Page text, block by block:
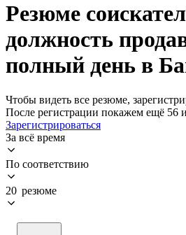
Резюме
должность
полный день в
Чтобы видеть все резюме,
После регистрации покажем ещё 56
Зарегистрироваться
За всё время
По соответствию
20 резюме